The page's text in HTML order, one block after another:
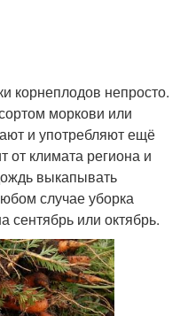
корнеплодов непросто.
моркови или
и употребляют ещё
от климата региона и
выкапывать
случае уборка
сентябрь или октябрь.